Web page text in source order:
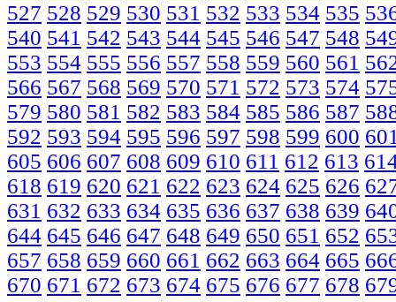
527 528 529 530 531 532 533 534 535
540 541 542 543 544 545 546 547 548
553 554 555 556 557 558 559 560 561
566 567 568 569 570 571 572 573 574
579 580 581 582 583 584 585 586 587
592 593 594 595 596 597 598 599 600
605 606 607 608 609 610 611 612 613
618 619 620 621 622 623 624 625 626
631 632 633 634 635 636 637 638 639
644 645 646 647 648 649 650 651 652
657 658 659 660 661 662 663 664 665
670 671 672 673 674 675 676 677 678